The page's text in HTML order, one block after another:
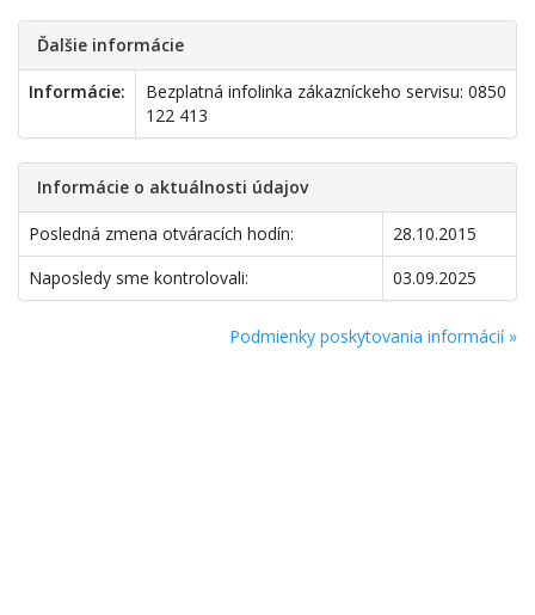
Ďalšie informácie
Informácie:
Bezplatná infolinka zákazníckeho servisu: 0850
122 413
Informácie o aktuálnosti údajov
Posledná zmena otváracích hodín:
28.10.2015
Naposledy sme kontrolovali:
03.09.2025
Podmienky poskytovania informácií »